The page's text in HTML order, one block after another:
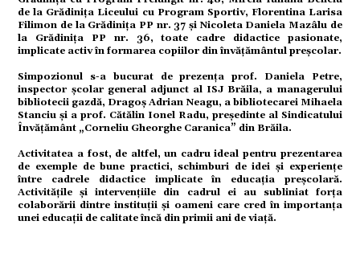
de la Grădinița Liceului cu Program Sportiv, Florentina Larisa
Filimon de la Grădinița PP nr. 37 și Nicoleta Daniela Mazâlu de
la Grădinița PP nr. 36, toate cadre didactice pasionate,
implicate activ în formarea copiilor din învățământul preșcolar.
Simpozionul s-a bucurat de prezența prof. Daniela Petre,
inspector școlar general adjunct al ISJ Brăila, a managerului
bibliotecii gazdă, Dragoș Adrian Neagu, a bibliotecarei Mihaela
Stanciu și a prof. Cătălin Ionel Radu, președinte al Sindicatului
Învățământ „Corneliu Gheorghe Caranica” din Brăila.
Activitatea a fost, de altfel, un cadru ideal pentru prezentarea
de exemple de bune practici, schimburi de idei și experiențe
între cadrele didactice implicate în educația preșcolară.
Activitățile și intervențiile din cadrul ei au subliniat forța
colaborării dintre instituții și oameni care cred în importanța
unei educații de calitate încă din primii ani de viață.